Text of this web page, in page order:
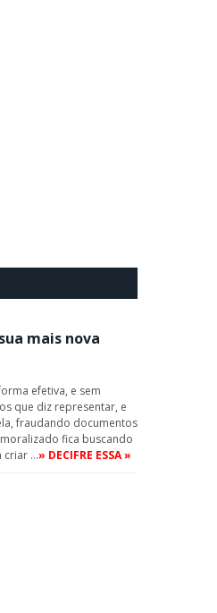
mais nova
efetiva, e sem
que diz representar, e
fraudando documentos
fica buscando
criar …» DECIFRE ESSA »